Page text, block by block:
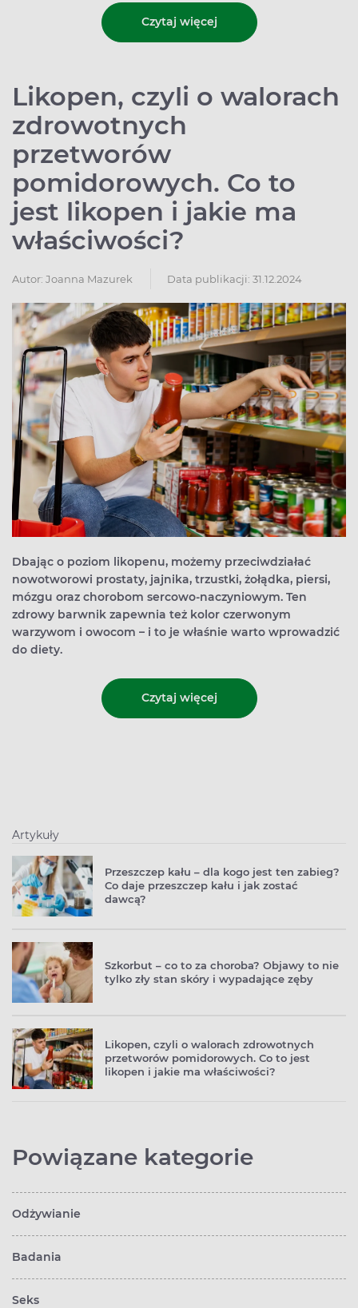
Czytaj więcej
Likopen, czyli o walorach
zdrowotnych
przetworów
pomidorowych. Co to
jest likopen i jakie ma
właściwości?
Autor: Joanna Mazurek Data publikacji: 31.12.2024
Dbając o poziom likopenu, możemy przeciwdziałać
nowotworowi prostaty, jajnika, trzustki, żołądka, piersi,
mózgu oraz chorobom sercowo-naczyniowym. Ten
zdrowy barwnik zapewnia też kolor czerwonym
warzywom i owocom – i to je właśnie warto wprowadzić
do diety.
Czytaj więcej
Artykuły
Przeszczep kału – dla kogo jest ten zabieg?
Co daje przeszczep kału i jak zostać
dawcą?
Szkorbut – co to za choroba? Objawy to nie
tylko zły stan skóry i wypadające zęby
Likopen, czyli o walorach zdrowotnych
przetworów pomidorowych. Co to jest
likopen i jakie ma właściwości?
Powiązane kategorie
Odżywianie
Badania
Seks